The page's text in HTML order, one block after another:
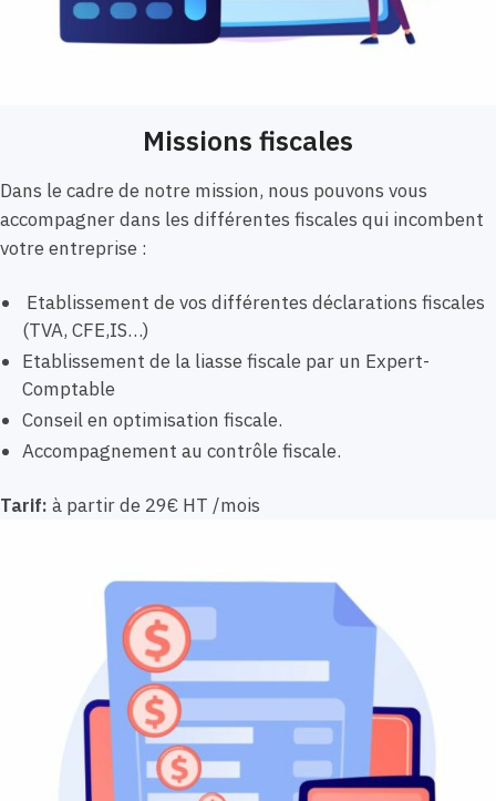
Missions fiscales
Dans le cadre de notre mission, nous pouvons vous
accompagner dans les différentes fiscales qui incombent
votre entreprise :
Etablissement de vos différentes déclarations fiscales
(TVA, CFE,IS…)
Etablissement de la liasse fiscale par un Expert-
Comptable
Conseil en optimisation fiscale.
Accompagnement au contrôle fiscale.
Tarif: à partir de 29€ HT /mois